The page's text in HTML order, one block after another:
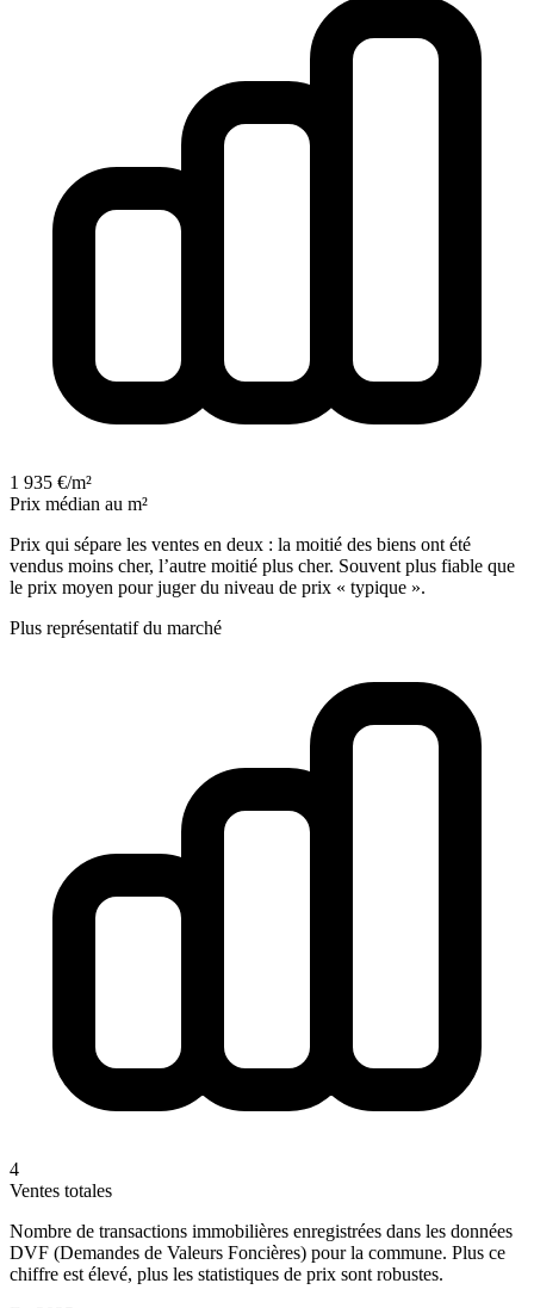
1 935 €/m²
Prix médian au m²
Prix qui sépare les ventes en deux : la moitié des biens ont été
vendus moins cher, l’autre moitié plus cher. Souvent plus fiable que
le prix moyen pour juger du niveau de prix « typique ».
Plus représentatif du marché
4
Ventes totales
Nombre de transactions immobilières enregistrées dans les données
DVF (Demandes de Valeurs Foncières) pour la commune. Plus ce
chiffre est élevé, plus les statistiques de prix sont robustes.